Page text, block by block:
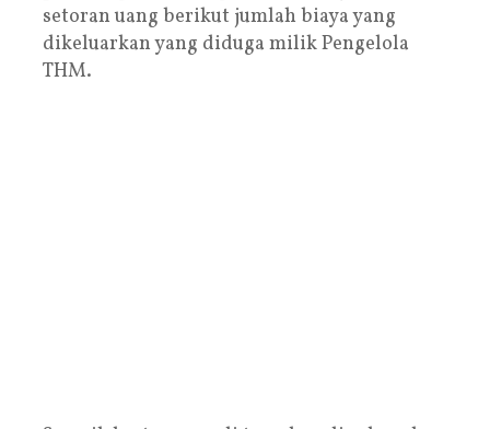
setoran uang berikut jumlah biaya yang
dikeluarkan yang diduga milik Pengelola
THM.